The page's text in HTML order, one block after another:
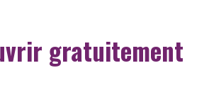
gratuitement